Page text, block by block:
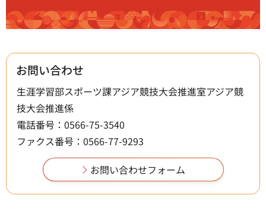
お問い合わせ
生涯学習部スポーツ課アジア競技大会推進室アジア競
技大会推進係
電話番号：0566-75-3540
ファクス番号：0566-77-9293